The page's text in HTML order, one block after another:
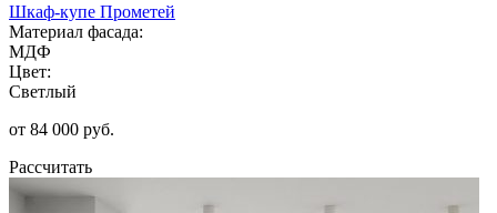
Шкаф-купе Прометей
Материал фасада:
МДФ
Цвет:
Светлый
от 84 000 руб.
Рассчитать